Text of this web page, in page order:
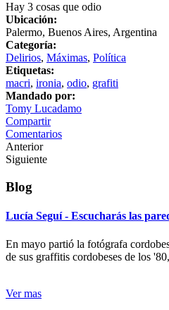
Hay 3 cosas que odio
Ubicación:
Palermo, Buenos Aires, Argentina
Categoría:
Delirios, Máximas, Política
Etiquetas:
macri, ironia, odio, grafiti
Mandado por:
Tomy Lucadamo
Compartir
Comentarios
Anterior
Siguiente
Blog
Lucía Seguí - Escucharás las
En mayo partió la fotógrafa
de sus graffitis cordobeses de los
Ver mas